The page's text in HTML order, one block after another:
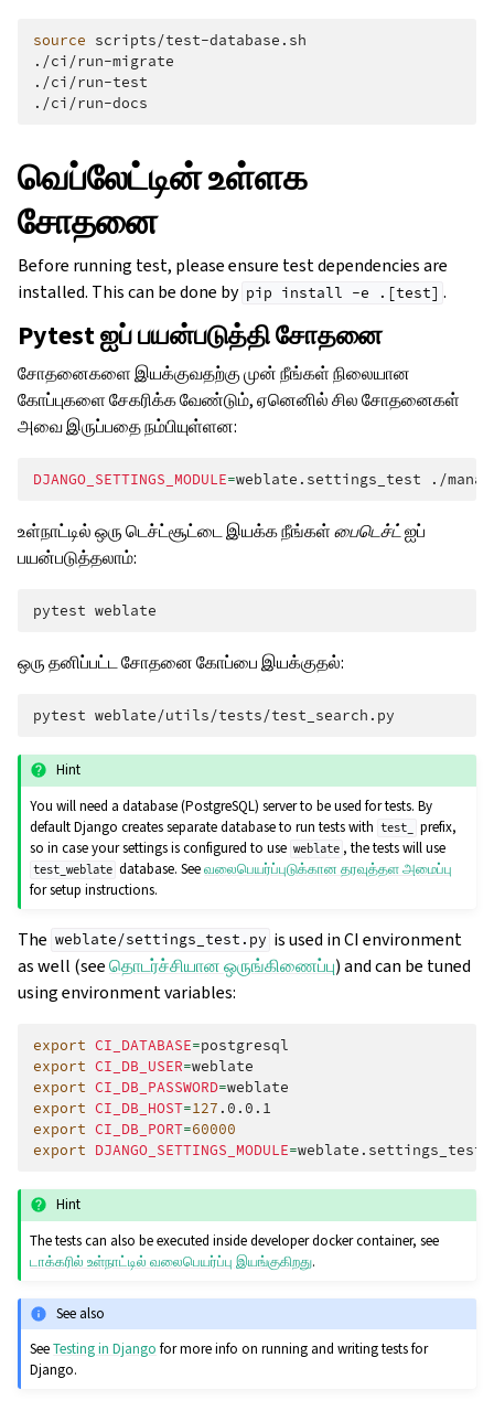
source scripts/test-database.sh
./ci/run-migrate
./ci/run-test
வெப்லேட்டின் உள்ளக
சோதனை
Before running test, please ensure test dependencies are
installed. This can be done by pip install -e .[test] .
Pytest ஐப் பயன்படுத்தி சோதனை
சோதனைகளை இயக்குவதற்கு முன் நீங்கள் நிலையான
கோப்புகளை சேகரிக்க வேண்டும், ஏனெனில் சில சோதனைகள்
அவை இருப்பதை நம்பியுள்ளன:
DJANGO_SETTINGS_MODULE=weblate.settings_test ./
உள்நாட்டில் ஒரு டெச்ட்சூட்டை இயக்க நீங்கள்பைடெச்ட்ஐப்
பயன்படுத்தலாம்:
pytest
ஒரு தனிப்பட்ட சோதனை கோப்பை இயக்குதல்:
pytest
Hint
You will need a database (PostgreSQL) server to be used for tests. By
default Django creates separate database to run tests with test_
prefix,
so in case your settings is configured to use weblate , the tests will use
test_weblate database. Seeவலைபெயர்ப்புடுக்கான தரவுத்தள அமைப்பு
for setup instructions.
The weblate/settings_test.py is used in CI environment
as well (seeதொடர்ச்சியான ஒருங்கிணைப்பு) and can be tuned
using environment variables:
export CI_DATABASE=
export CI_DB_USER=
export CI_DB_PASSWORD=
export CI_DB_HOST=127
export CI_DB_PORT=60000
export DJANGO_SETTINGS_MODULE=
Hint
The tests can also be executed inside developer docker container, see
டாக்கரில் உள்நாட்டில் வலைபெயர்ப்பு இயங்குகிறது.
See also
SeeTesting in Django for more info on running and writing tests for
Django.